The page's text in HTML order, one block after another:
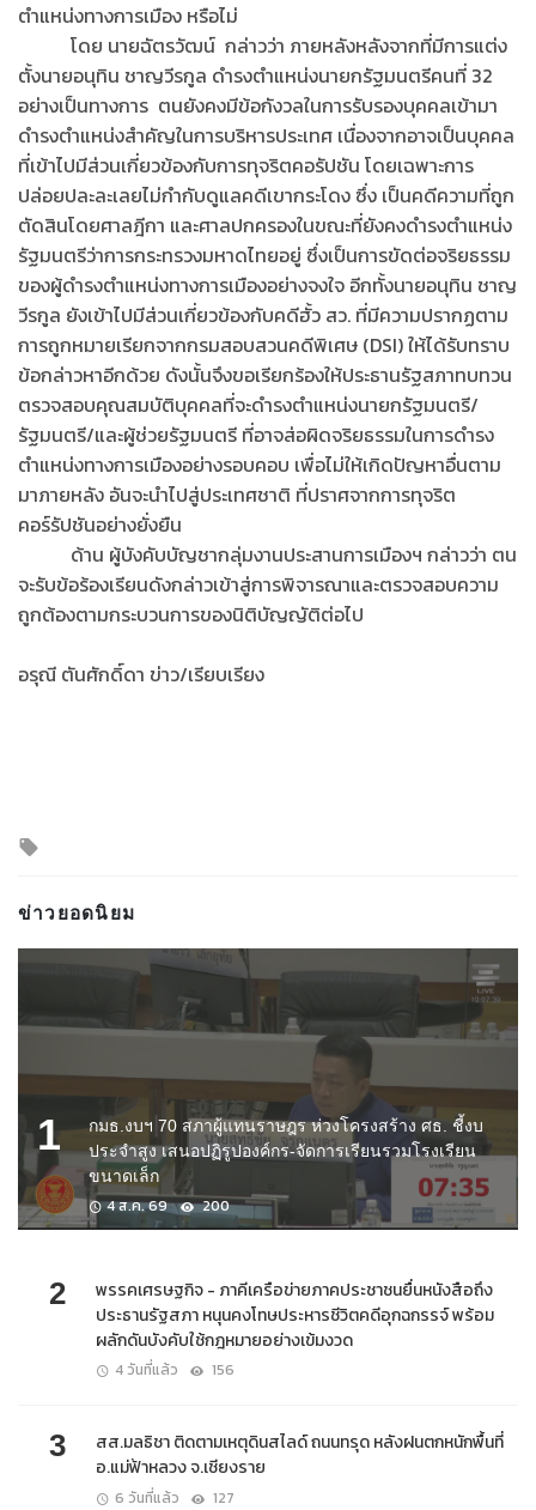
ตำแหน่งทางการเมือง หรือไม่
โดย นายฉัตรวัฒน์ กล่าวว่า ภายหลังหลังจากที่มีการแต่ง
ตั้งนายอนุทิน ชาญวีรกูล ดำรงตำแหน่งนายกรัฐมนตรีคนที่ 32
อย่างเป็นทางการ ตนยังคงมีข้อกังวลในการรับรองบุคคลเข้ามา
ดำรงตำแหน่งสำคัญในการบริหารประเทศ เนื่องจากอาจเป็นบุคคล
ที่เข้าไปมีส่วนเกี่ยวข้องกับการทุจริตคอรัปชัน โดยเฉพาะการ
ปล่อยปละละเลยไม่กำกับดูแลคดีเขากระโดง ซึ่ง เป็นคดีความที่ถูก
ตัดสินโดยศาลฎีกา และศาลปกครองในขณะที่ยังคงดำรงตำแหน่ง
รัฐมนตรีว่าการกระทรวงมหาดไทยอยู่ ซึ่งเป็นการขัดต่อจริยธรรม
ของผู้ดำรงตำแหน่งทางการเมืองอย่างจงใจ อีกทั้งนายอนุทิน ชาญ
วีรกูล ยังเข้าไปมีส่วนเกี่ยวข้องกับคดีฮั้ว สว. ที่มีความปรากฏตาม
การถูกหมายเรียกจากกรมสอบสวนคดีพิเศษ (DSI) ให้ได้รับทราบ
ข้อกล่าวหาอีกด้วย ดังนั้นจึงขอเรียกร้องให้ประธานรัฐสภาทบทวน
ตรวจสอบคุณสมบัติบุคคลที่จะดำรงตำแหน่งนายกรัฐมนตรี/
รัฐมนตรี/และผู้ช่วยรัฐมนตรี ที่อาจส่อผิดจริยธรรมในการดำรง
ตำแหน่งทางการเมืองอย่างรอบคอบ เพื่อไม่ให้เกิดปัญหาอื่นตาม
มาภายหลัง อันจะนำไปสู่ประเทศชาติ ที่ปราศจากการทุจริต
คอร์รัปชันอย่างยั่งยืน
ด้าน ผู้บังคับบัญชากลุ่มงานประสานการเมืองฯ กล่าวว่า ตน
จะรับข้อร้องเรียนดังกล่าวเข้าสู่การพิจารณาและตรวจสอบความ
ถูกต้องตามกระบวนการของนิติบัญญัติต่อไป
อรุณี ตันศักดิ์ดา ข่าว/เรียบเรียง
ข่าวยอดนิยม
1
กมธ.งบฯ 70 สภาผู้แทนราษฎร ห่วงโครงสร้าง ศธ. ชี้งบ
ประจำสูง เสนอปฏิรูปองค์กร-จัดการเรียนรวมโรงเรียน
ขนาดเล็ก
4 ส.ค. 69 200
2
พรรคเศรษฐกิจ - ภาคีเครือข่ายภาคประชาชนยื่นหนังสือถึง
ประธานรัฐสภา หนุนคงโทษประหารชีวิตคดีอุกฉกรรจ์ พร้อม
ผลักดันบังคับใช้กฎหมายอย่างเข้มงวด
4 วันที่แล้ว 156
3
สส.มลธิชา ติดตามเหตุดินสไลด์ ถนนทรุด หลังฝนตกหนักพื้นที่
อ.แม่ฟ้าหลวง จ.เชียงราย
6 วันที่แล้ว 127